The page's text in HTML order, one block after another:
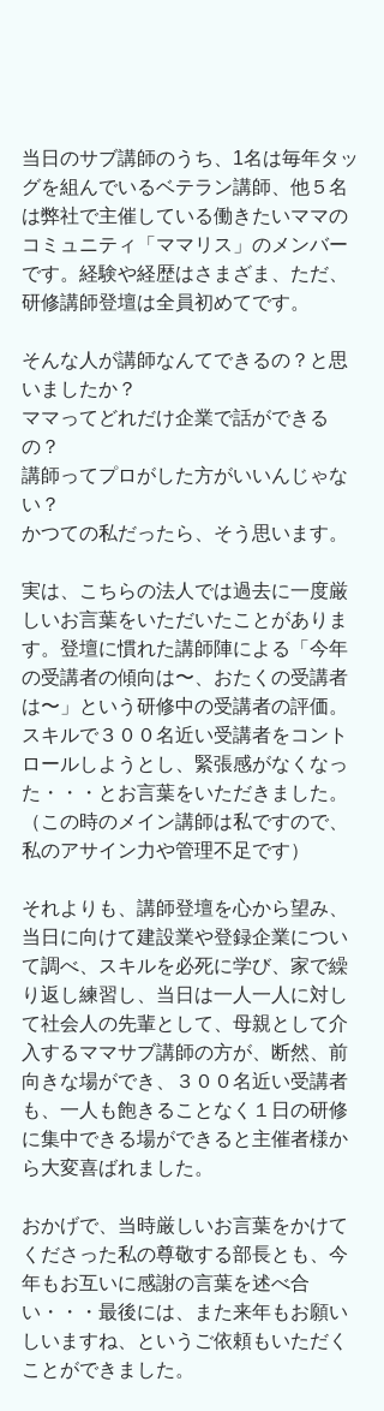
当日のサブ講師のうち、1名は毎年タッ
グを組んでいるベテラン講師、他５名
は弊社で主催している働きたいママの
コミュニティ「ママリス」のメンバー
です。経験や経歴はさまざま、ただ、
研修講師登壇は全員初めてです。
そんな人が講師なんてできるの？と思
いましたか？
ママってどれだけ企業で話ができる
の？
講師ってプロがした方がいいんじゃな
い？
かつての私だったら、そう思います。
実は、こちらの法人では過去に一度厳
しいお言葉をいただいたことがありま
す。登壇に慣れた講師陣による「今年
の受講者の傾向は〜、おたくの受講者
は〜」という研修中の受講者の評価。
スキルで３００名近い受講者をコント
ロールしようとし、緊張感がなくなっ
た・・・とお言葉をいただきました。
（この時のメイン講師は私ですので、
私のアサイン力や管理不足です）
それよりも、講師登壇を心から望み、
当日に向けて建設業や登録企業につい
て調べ、スキルを必死に学び、家で繰
り返し練習し、当日は一人一人に対し
て社会人の先輩として、母親として介
入するママサブ講師の方が、断然、前
向きな場ができ、３００名近い受講者
も、一人も飽きることなく１日の研修
に集中できる場ができると主催者様か
ら大変喜ばれました。
おかげで、当時厳しいお言葉をかけて
くださった私の尊敬する部長とも、今
年もお互いに感謝の言葉を述べ合
い・・・最後には、また来年もお願い
しいますね、というご依頼もいただく
ことができました。